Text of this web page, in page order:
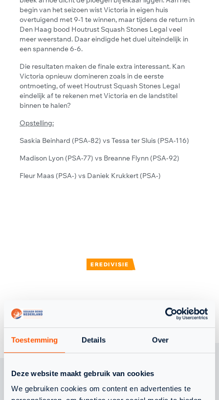
Toestemming Details Over
Deze website maakt gebruik van cookies
We gebruiken cookies om content en advertenties te
begin van het seizoen wist Victoria in eigen huis
overtuigend met 9-1 te winnen, maar tijdens de return in
Den Haag bood Houtrust Squash Stones Legal veel
meer weerstand. Daar eindigde het duel uiteindelijk in
een spannende 6-6.
Die resultaten maken de finale extra interessant. Kan
Victoria opnieuw domineren zoals in de eerste
ontmoeting, of weet Houtrust Squash Stones Legal
eindelijk af te rekenen met Victoria en de landstitel
binnen te halen?
Opstelling:
Saskia Beinhard (PSA-82) vs Tessa ter Sluis (PSA-116)
Madison Lyon (PSA-77) vs Breanne Flynn (PSA-92)
Fleur Maas (PSA-) vs Daniek Krukkert (PSA-)
EREDIVISIE